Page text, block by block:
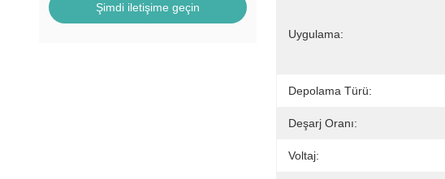
Şimdi iletişime geçin
Uygulama:
Depolama Türü:
Deşarj Oranı:
Voltaj: